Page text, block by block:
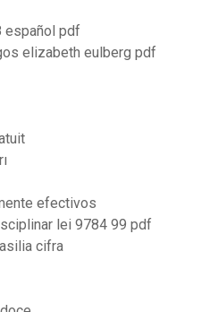
español pdf
elizabeth eulberg pdf
efectivos
lei 9784 99 pdf
cifra